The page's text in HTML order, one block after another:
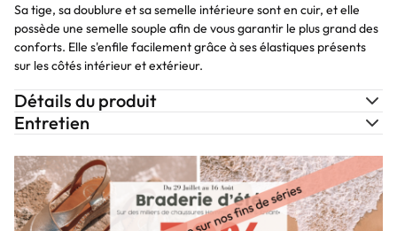
Sa tige, sa doublure et sa semelle intérieure sont en cuir, et elle
possède une semelle souple afin de vous garantir le plus grand des
conforts. Elle s'enfile facilement grâce à ses élastiques présents
sur les côtés intérieur et extérieur.
Détails du produit
Entretien